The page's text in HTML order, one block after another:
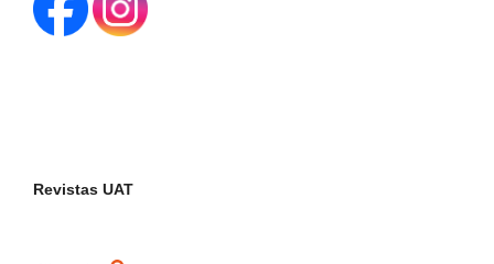
Revistas UAT